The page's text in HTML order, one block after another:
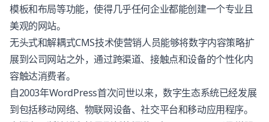
模板和布局等功能，使得几乎任何企业都能创建一个专业且
美观的网站。
无头式和解耦式CMS技术使营销人员能够将数字内容策略扩
展到公司网站之外，通过跨渠道、接触点和设备的个性化内
容触达消费者。
自2003年WordPress首次问世以来，数字生态系统已经发展
到包括移动网络、物联网设备、社交平台和移动应用程序。